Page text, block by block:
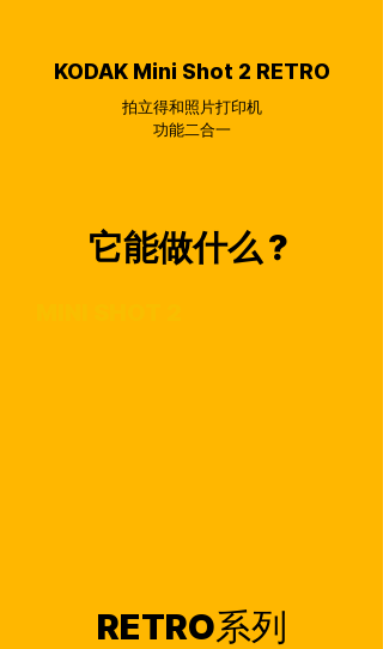
KODAK Mini Shot 2 RETRO
拍立得和照片打印机
功能二合一
它能做什么？
RETRO系列